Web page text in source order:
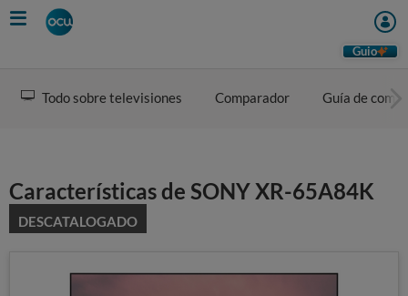
Skip
to
Guio
Todo sobre televisiones Comparador Guía de
Características de SONY XR-65A84K
DESCATALOGADO